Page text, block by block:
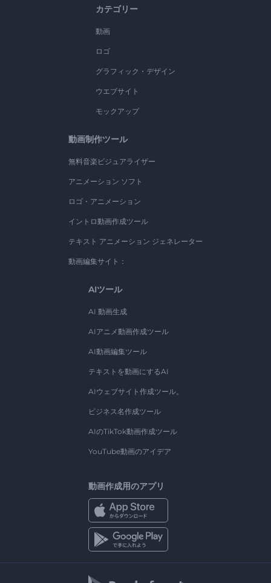
カテゴリー
動画
ロゴ
グラフィック・デザイン
ウエブサイト
モックアップ
動画制作ツール
無料音楽ビジュアライザー
アニメーション ソフト
ロゴ・アニメーション
イントロ動画作成ツール
テキスト アニメーション ジェネレーター
動画編集サイト：
AIツール
AI 動画生成
AIアニメ動画作成ツール
AI動画編集ツール
テキストを動画にするAI
AIウェブサイト作成ツール。
ビジネス名作成ツール
AIのTikTok動画作成ツール
YouTube動画のアイデア
動画作成用のアプリ